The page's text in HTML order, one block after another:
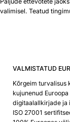
valimisel. Teatud
VALMISTATUD
Kõrgeim turvalisus
kujunenud
digitaalallkirjade ja
ISO 27001